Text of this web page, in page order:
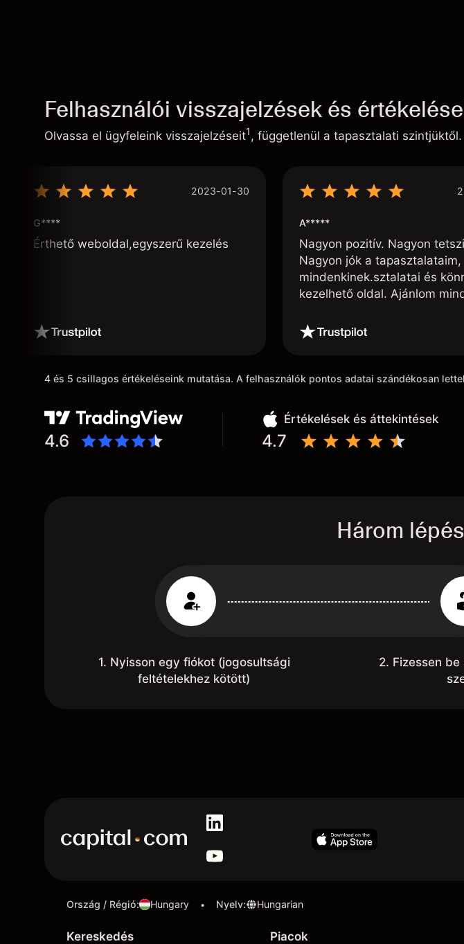
Felhasználói visszajelzések és
Olvassa el ügyfeleink visszajelzéseit1, függetlenül a tapasztalati szintjüktől.
2023-01-30
G****
Érthető weboldal,egyszerű kezelés
A*****
Nagyon pozitív. Nagyon
Nagyon jók a tapasztalataim,
mindenkinek.sztalatai és
kezelhető oldal. Ajánlom
4 és 5 csillagos értékeléseink mutatása. A felhasználók pontos adatai szándékosan
4.6
Értékelések és áttekintések
4.7
Három
1. Nyisson egy fiókot (jogosultsági
feltételekhez kötött)
2. Fizessen
Ország / Régió: Hungary • Nyelv: Hungarian
Kereskedés Piacok